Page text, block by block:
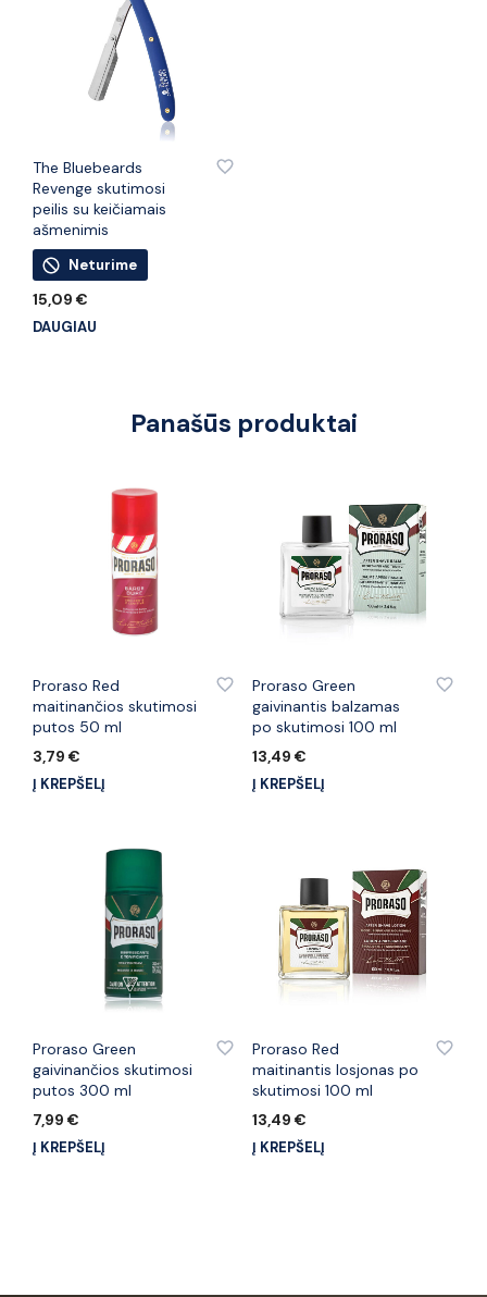
The Bluebeards
Revenge skutimosi
peilis su keičiamais
ašmenimis
Neturime
15,09 €
DAUGIAU
Panašūs produktai
Proraso Red
maitinančios skutimosi
putos 50 ml
3,79 €
Į KREPŠELĮ
Proraso Green
gaivinantis balzamas
po skutimosi 100 ml
13,49 €
Į KREPŠELĮ
Proraso Green
gaivinančios skutimosi
putos 300 ml
7,99 €
Į KREPŠELĮ
Proraso Red
maitinantis losjonas po
skutimosi 100 ml
13,49 €
Į KREPŠELĮ